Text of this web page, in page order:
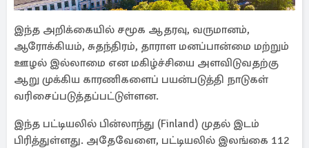
இந்த அறிக்கையில் சமூக ஆதரவு, வருமானம்,
ஆரோக்கியம், சுதந்திரம், தாராள மனப்பான்மை மற்றும்
ஊழல் இல்லாமை என மகிழ்ச்சியை அளவிடுவதற்கு
ஆறு முக்கிய காரணிகளைப் பயன்படுத்தி நாடுகள்
வரிசைப்படுத்தப்பட்டுள்ளன.
இந்த பட்டியலில் பின்லாந்து (Finland) முதல் இடம்
பிரித்துள்ளது. அதேவேளை, பட்டியலில் இலங்கை 112